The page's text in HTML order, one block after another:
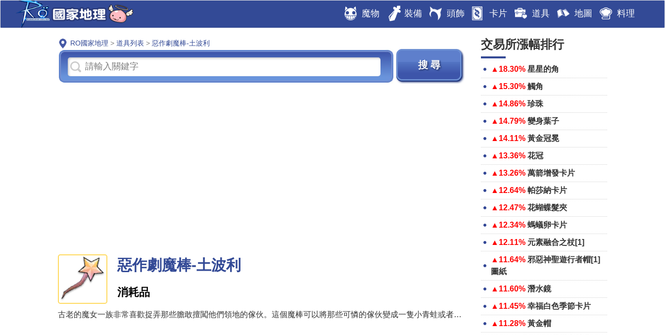
魔物 裝備 頭飾 卡片 道具 地圖 料理
RO國家地理 > 道具列表 > 惡作劇魔棒-土波利
惡作劇魔棒-土波利
消耗品
古老的魔女一族非常喜歡捉弄那些膽敢擅闖他們領地的傢伙。這個魔棒可以將那些可憐的傢伙變成一隻小青蛙或者…
交易所漲幅排行
▲18.30% 星星的角
▲15.30% 觸角
▲14.86% 珍珠
▲14.79% 變身葉子
▲14.11% 黃金冠冕
▲13.36% 花冠
▲13.26% 萬箭增發卡片
▲12.64% 帕莎納卡片
▲12.47% 花蝴蝶髮夾
▲12.34% 螞蟻卵卡片
▲12.11% 元素融合之杖[1]
▲11.64% 邪惡神聖遊行者帽[1]
圖紙
▲11.60% 潛水鏡
▲11.45% 幸福白色季節卡片
▲11.28% 黃金帽